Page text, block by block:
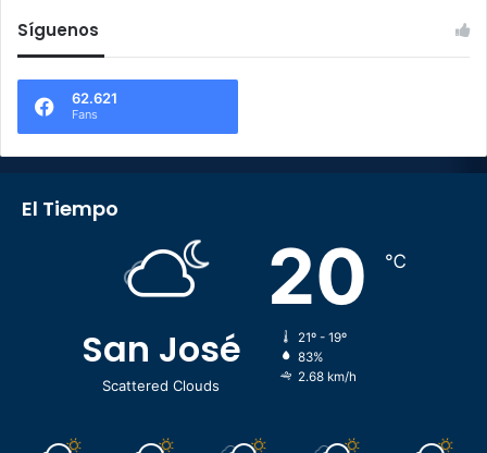
Síguenos
62.621
Fans
El Tiempo
San José
Scattered Clouds
20 ℃
21º - 19º
83%
2.68 km/h